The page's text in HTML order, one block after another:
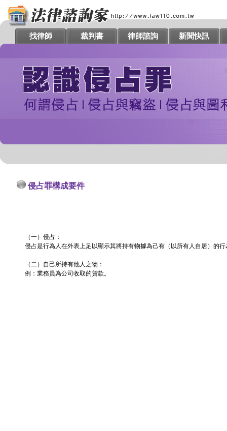
找律師 裁判書 律師諮詢 新聞快訊
侵占罪構成要件
（一）侵占：
侵占是行為人在外表上足以顯示其將持有物據為己有（以所有人自居）的行
（二）自己所持有他人之物：
例：業務員為公司收取的貨款。